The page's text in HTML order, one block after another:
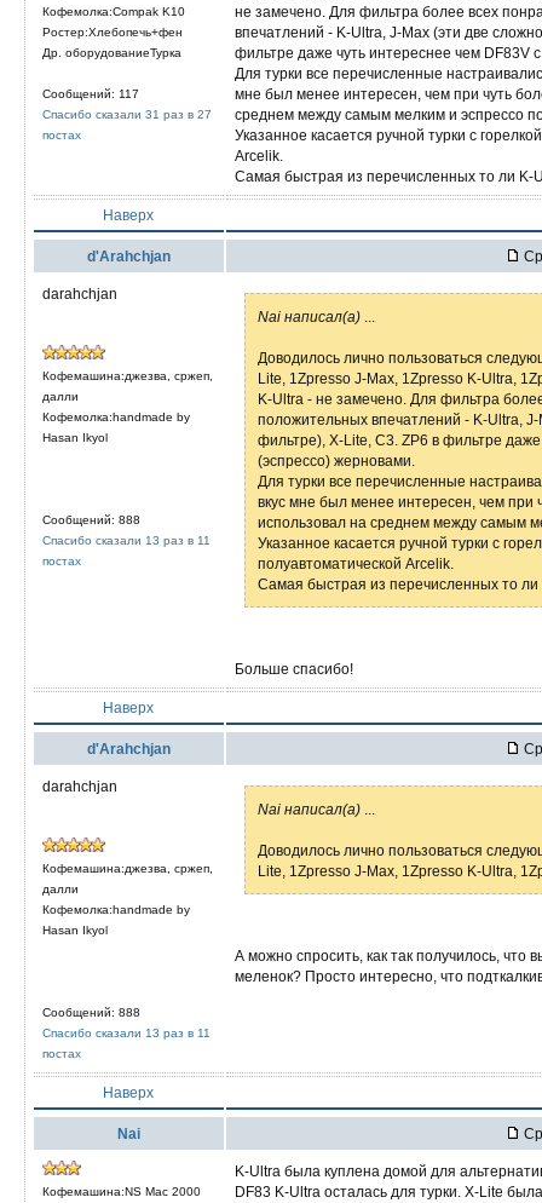
Кофемолка:Compak K10
Ростер:Хлебопечь+фен
Др. оборудованиеТурка
Сообщений: 117
Спасибо сказали 31 раз в 27
постах
не замечено. Для фильтра более всех
впечатлений - K-Ultra, J-Max (эти две
фильтре даже чуть интереснее чем DF83V
Для турки все перечисленные
мне был менее интересен, чем при чуть
среднем между самым мелким и эспрессо
Указанное касается ручной турки с
Arcelik.
Самая быстрая из перечисленных то ли K-
Наверх
d'Arahchjan
darahchjan
Кофемашина:джезва, сржеп,
далли
Кофемолка:handmade by
Hasan Ikyol
Сообщений: 888
Спасибо сказали 13 раз в 11
постах
Nai написал(а)
Доводилось лично пользоваться
Lite, 1Zpresso J-Max, 1Zpresso K-Ultra,
K-Ultra - не замечено. Для фильтра
положительных впечатлений - K-Ultra, J-
фильтре), X-Lite, C3. ZP6 в фильтре
(эспрессо) жерновами.
Для турки все перечисленные
вкус мне был менее интересен, чем при
использовал на среднем между самым
Указанное касается ручной турки с
полуавтоматической Arcelik.
Самая быстрая из перечисленных то ли
Больше спасибо!
Наверх
d'Arahchjan
darahchjan
Кофемашина:джезва, сржеп,
далли
Кофемолка:handmade by
Hasan Ikyol
Сообщений: 888
Спасибо сказали 13 раз в 11
постах
Nai написал(а)
Доводилось лично пользоваться
Lite, 1Zpresso J-Max, 1Zpresso K-Ultra,
А можно спросить, как так получилось, что
меленок? Просто интересно, что
Наверх
Nai
Кофемашина:NS Mac 2000
K-Ultra была куплена домой для
DF83 K-Ultra осталась для турки. X-Lite